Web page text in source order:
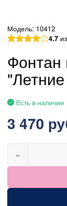
Модель: 10412
4.7
Фонтан
Есть в наличии
3 470
−